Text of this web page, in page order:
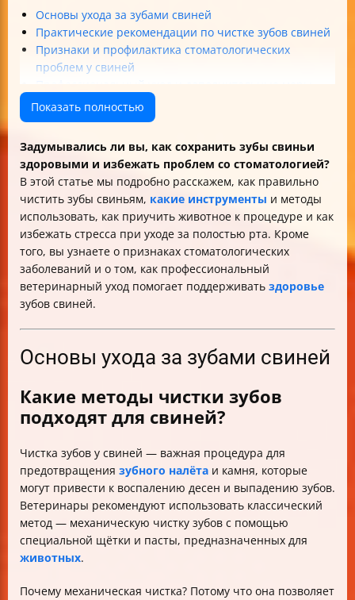
Основы ухода за зубами свиней
Практические рекомендации по чистке зубов свиней
Признаки и профилактика стоматологических
проблем у свиней
Итог: зачем и как чистить зубы свиньям
Таблица: Основные инструменты и материалы для
Показать полностью
Задумывались ли вы, как сохранить зубы свиньи
здоровыми и избежать проблем со стоматологией?
В этой статье мы подробно расскажем, как правильно
чистить зубы свиньям, какие инструменты и методы
использовать, как приучить животное к процедуре и как
избежать стресса при уходе за полостью рта. Кроме
того, вы узнаете о признаках стоматологических
заболеваний и о том, как профессиональный
ветеринарный уход помогает поддерживать здоровье
зубов свиней.
Основы ухода за зубами свиней
Какие методы чистки зубов
подходят для свиней?
Чистка зубов у свиней — важная процедура для
предотвращения зубного налёта и камня, которые
могут привести к воспалению десен и выпадению зубов.
Ветеринары рекомендуют использовать классический
метод — механическую чистку зубов с помощью
специальной щётки и пасты, предназначенных для
животных.
Почему механическая чистка? Потому что она позволяет